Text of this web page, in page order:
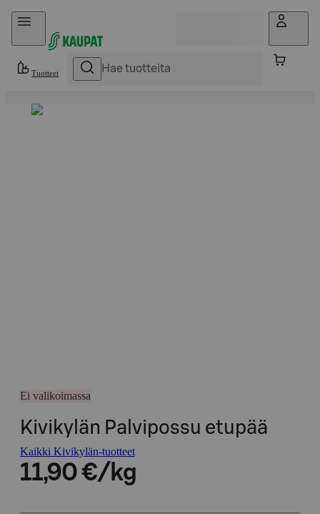
Hyppää sisältöön
Tuotteet
Ei valikoimassa
Kivikylän Palvipossu etupää
Kaikki Kivikylän-tuotteet
11,90 €/kg